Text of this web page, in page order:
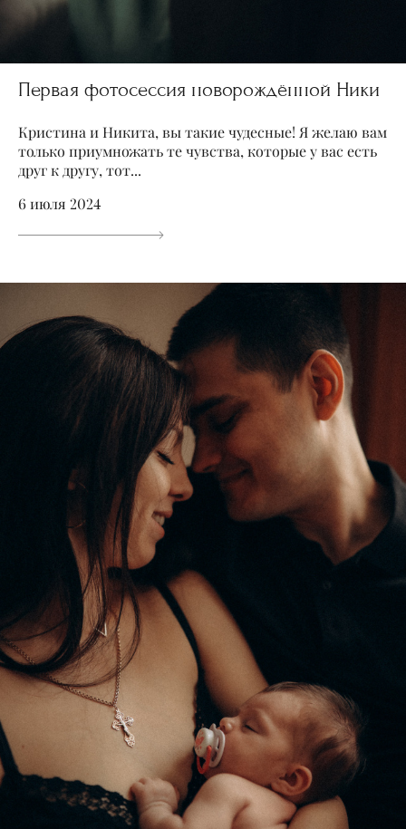
Первая фотосессия новорождённой Ники
Кристина и Никита, вы такие чудесные! Я желаю вам
только приумножать те чувства, которые у вас есть
друг к другу, тот...
6 июля 2024